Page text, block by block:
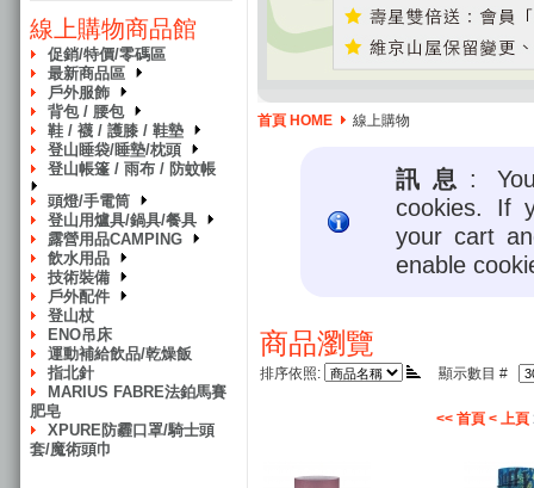
線上購物商品館
促銷/特價/零碼區
最新商品區
戶外服飾
背包 / 腰包
鞋 / 襪 / 護膝 / 鞋墊
登山睡袋/睡墊/枕頭
登山帳篷 / 雨布 / 防蚊帳
頭燈/手電筒
登山用爐具/鍋具/餐具
露營用品CAMPING
飲水用品
技術裝備
戶外配件
登山杖
ENO吊床
運動補給飲品/乾燥飯
指北針
MARIUS FABRE法鉑馬賽
肥皂
XPURE防霾口罩/騎士頭
套/魔術頭巾
首頁 HOME 線上購物
訊息 :
cookies. If
your cart
enable
商品瀏覽
排序依照: 顯示數目 #
<< 首頁 < 上頁